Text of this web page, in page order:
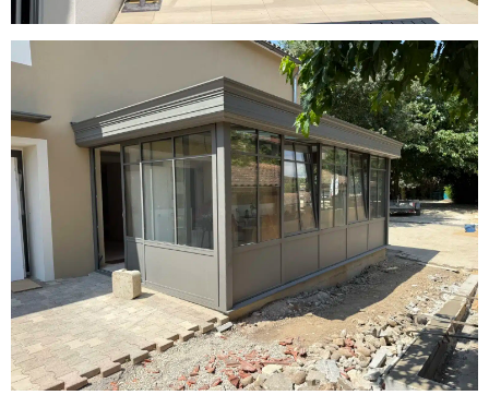
Véranda avec toiture épine et volets
roulants à Valence